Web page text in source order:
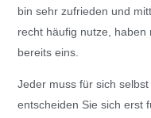
bin sehr zufrieden und
recht häufig nutze,
bereits eins.
Jeder muss für sich
entscheiden Sie sich erst